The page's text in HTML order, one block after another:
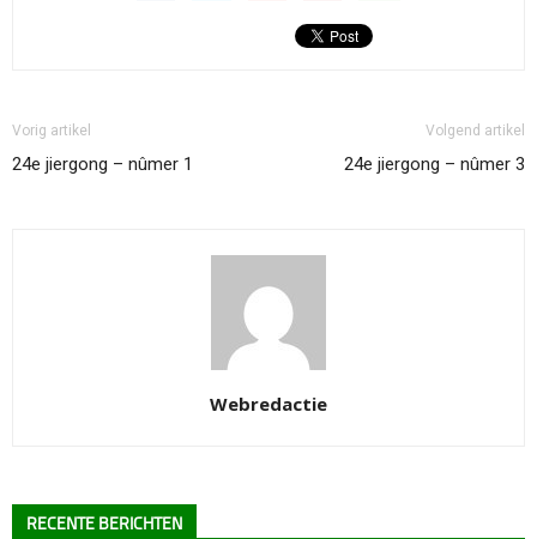
Vorig artikel
24e jiergong – nûmer 1
Volgend artikel
24e jiergong – nûmer 3
Webredactie
RECENTE BERICHTEN